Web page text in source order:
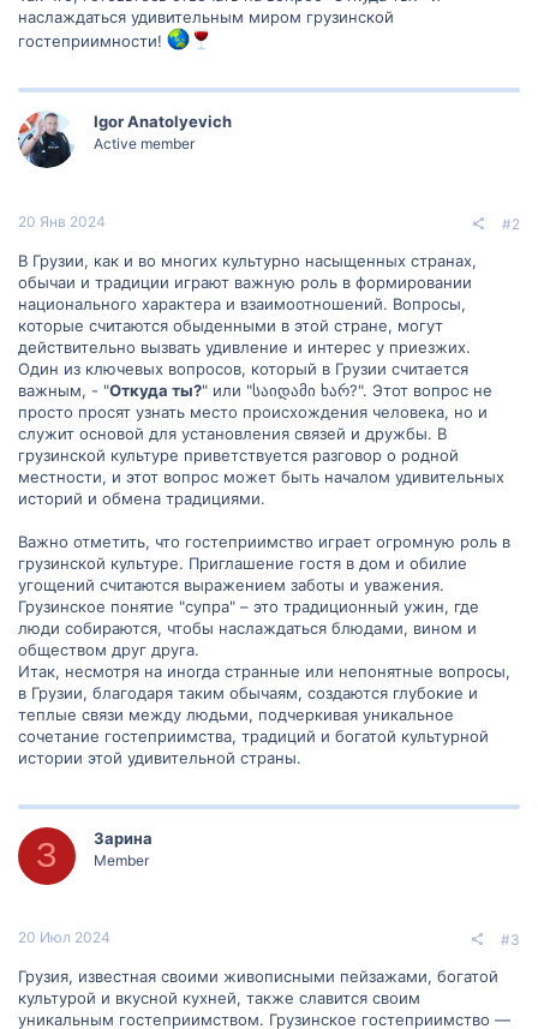
наслаждаться удивительным миром грузинской
гостеприимности!
Igor Anatolyevich
Active member
20 Янв 2024 #2
В Грузии, как и во многих культурно насыщенных странах,
обычаи и традиции играют важную роль в формировании
национального характера и взаимоотношений. Вопросы,
которые считаются обыденными в этой стране, могут
действительно вызвать удивление и интерес у приезжих.
Один из ключевых вопросов, который в Грузии считается
важным, - "Откуда ты?" или "საიდამი ხარ?". Этот вопрос не
просто просят узнать место происхождения человека, но и
служит основой для установления связей и дружбы. В
грузинской культуре приветствуется разговор о родной
местности, и этот вопрос может быть началом удивительных
историй и обмена традициями.
Важно отметить, что гостеприимство играет огромную роль в
грузинской культуре. Приглашение гостя в дом и обилие
угощений считаются выражением заботы и уважения.
Грузинское понятие "супра" – это традиционный ужин, где
люди собираются, чтобы наслаждаться блюдами, вином и
обществом друг друга.
Итак, несмотря на иногда странные или непонятные вопросы,
в Грузии, благодаря таким обычаям, создаются глубокие и
теплые связи между людьми, подчеркивая уникальное
сочетание гостеприимства, традиций и богатой культурной
истории этой удивительной страны.
З Зарина
Member
20 Июл 2024 #3
Грузия, известная своими живописными пейзажами, богатой
культурой и вкусной кухней, также славится своим
уникальным гостеприимством. Грузинское гостеприимство —